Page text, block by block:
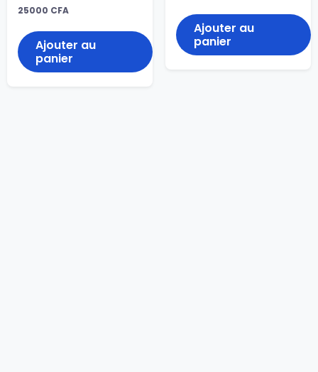
25000 CFA
Ajouter au
panier
Ajouter au
panier